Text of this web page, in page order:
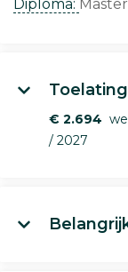
Diploma:
€ 2.694
/ 2027